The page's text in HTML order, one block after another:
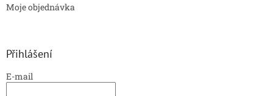
Moje objednávka
Přihlášení
E-mail